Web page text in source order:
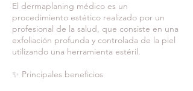
El dermaplaning médico es un
procedimiento estético realizado por un
profesional de la salud, que consiste en una
exfoliación profunda y controlada de la piel
utilizando una herramienta estéril.
✨ Principales beneficios